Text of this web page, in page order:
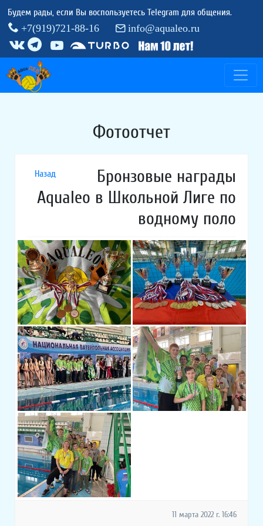
Будем рады, если Вы воспользуетесь Telegram для общения.
+7(919)721-88-16
info@aqualeo.ru
Фотоотчет
Назад
Бронзовые награды
Aqualeo в Школьной Лиге по
водному поло
11 марта 2022 г. 16:46